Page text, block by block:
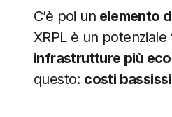
C’è poi un elemento
XRPL è un
infrastrutture più
questo: costi